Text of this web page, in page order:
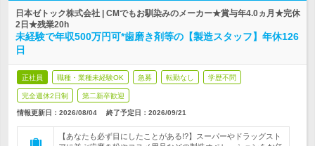
日本ゼトック株式会社 | CMでもお馴染みのメーカー★賞与年4.0ヵ月★完休
2日★残業20h
未経験で年収500万円可*歯磨き剤等の【製造スタッフ】年休126
日
正社員 職種・業種未経験OK 急募 転勤なし 学歴不問
完全週休2日制 第二新卒歓迎
情報更新日：2026/08/04 終了予定日： 2026/09/21
【あなたも必ず目にしたことがある!?】スーパーやドラッグスト